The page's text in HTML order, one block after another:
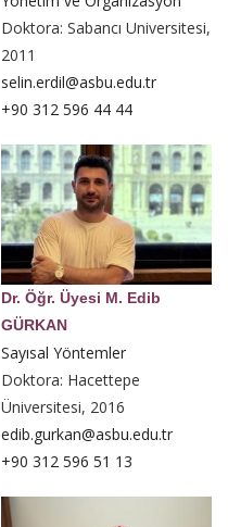
Doktora: Sabancı Universitesi,
2011
selin.erdil@asbu.edu.tr
+90 312 596 44 44
Dr. Öğr. Üyesi M. Edib
GÜRKAN
Sayısal Yöntemler
Doktora: Hacettepe
Üniversitesi, 2016
edib.gurkan@asbu.edu.tr
+90 312 596 51 13